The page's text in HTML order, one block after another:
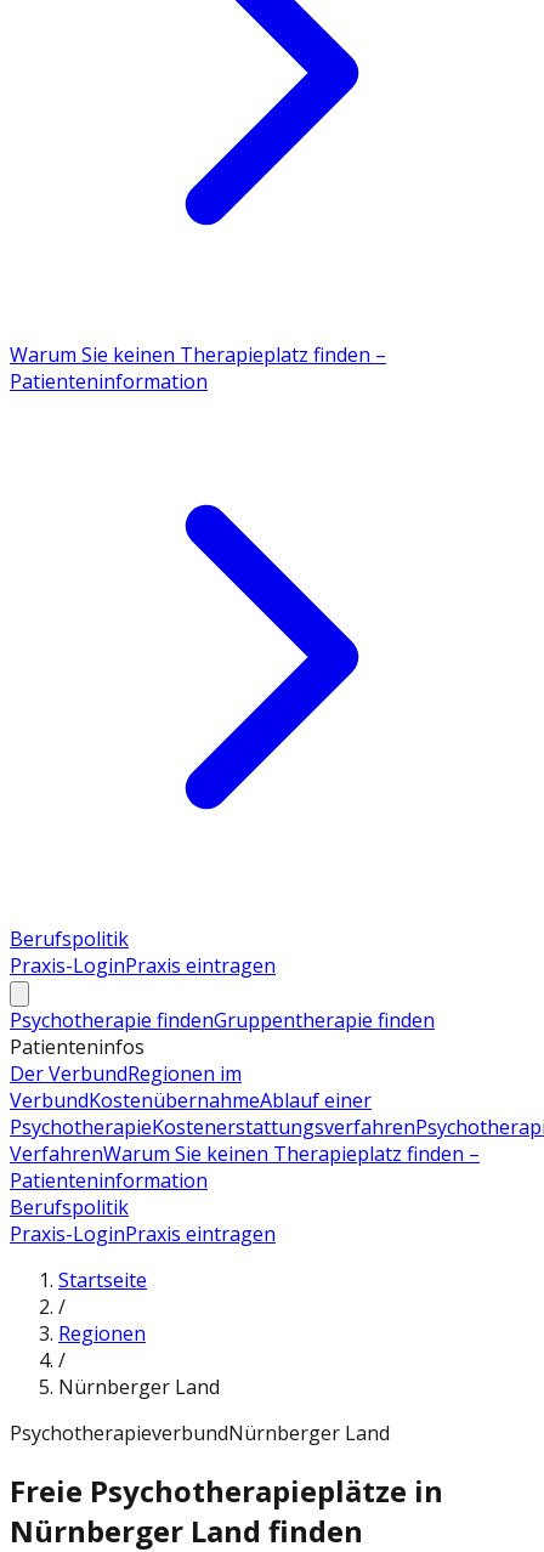
Warum Sie keinen Therapieplatz finden –
Patienteninformation
Berufspolitik
Praxis-LoginPraxis eintragen
Psychotherapie findenGruppentherapie finden
Patienteninfos
Der VerbundRegionen im
VerbundKostenübernahmeAblauf einer
PsychotherapieKostenerstattungsverfahren
VerfahrenWarum Sie keinen Therapieplatz finden –
Patienteninformation
Berufspolitik
Praxis-LoginPraxis eintragen
Startseite
/
Regionen
/
Nürnberger Land
PsychotherapieverbundNürnberger Land
Freie Psychotherapieplätze in
Nürnberger Land finden